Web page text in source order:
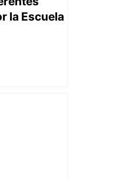
la Escuela